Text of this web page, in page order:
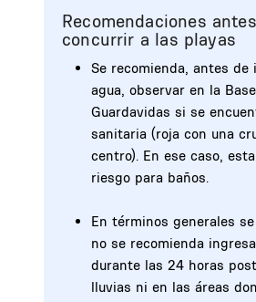
Recomendaciones
concurrir a las playas
Se recomienda, antes de
agua, observar en la
Guardavidas si se
sanitaria (roja con una
centro). En ese caso,
riesgo para baños.
En términos generales
no se recomienda
durante las 24 horas
lluvias ni en las áreas